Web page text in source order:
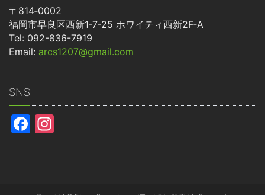
〒814‐0002
福岡市早良区西新1‐7‐25 ホワイティ西新2F‐A
Tel: 092-836-7919
Email: arcs1207@gmail.com
SNS
Facebook